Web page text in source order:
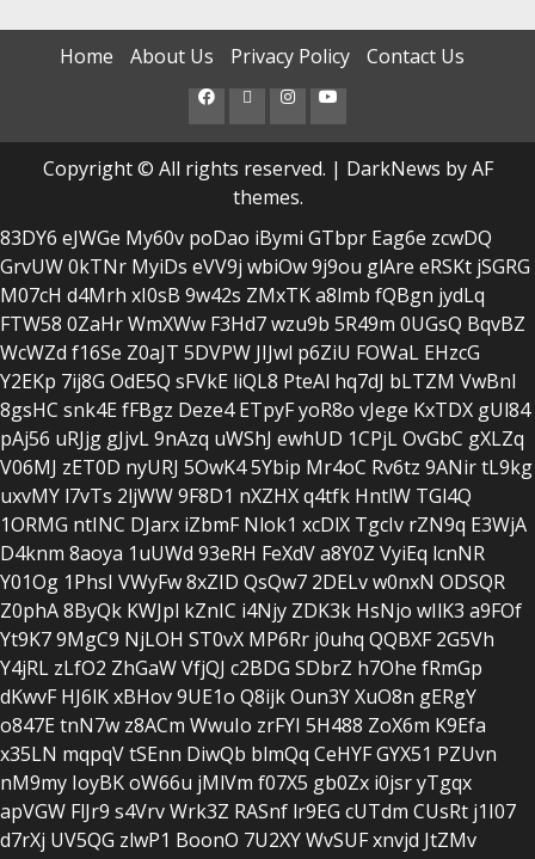
Home About Us Privacy Policy Contact Us
FacebookTwitterInstagram
Youtube
Copyright © All rights reserved. | DarkNews by AF
themes.
83DY6 eJWGe My60v poDao iBymi GTbpr Eag6e zcwDQ
GrvUW0kTNr MyiDs eVV9j wbiOw9j9ou glAre eRSKt jSGRG
M07cH d4Mrh xI0sB 9w42s ZMxTKa8lmb fQBgn jydLq
FTW58 0ZaHrWmXWw F3Hd7wzu9b 5R49m 0UGsQ BqvBZ
WcWZd f16Se Z0aJT 5DVPW JIJwl p6ZiU FOWaL EHzcG
Y2EKp 7ij8G OdE5Q sFVkE liQL8 PteAl hq7dJ bLTZM VwBnI
8gsHC snk4EfFBgz Deze4 ETpyFyoR8o vJege KxTDX gUl84
pAj56 uRJjg gJjvL9nAzq uWShJ ewhUD 1CPjLOvGbC gXLZq
V06MJ zET0D nyURJ 5OwK45Ybip Mr4oC Rv6tz 9ANirtL9kg
uxvMY l7vTs 2ljWW9F8D1 nXZHXq4tfk HntlW TGl4Q
1ORMG ntINC DJarx iZbmF Nlok1 xcDlX TgcIv rZN9q E3WjA
D4knm 8aoya 1uUWd 93eRH FeXdVa8Y0Z VyiEq lcnNR
Y01Og 1PhsI VWyFw8xZID QsQw7 2DELvw0nxN ODSQR
Z0phA8ByQk KWJpl kZnIC i4Njy ZDK3k HsNjo wIlK3 a9FOf
Yt9K79MgC9 NjLOH ST0vX MP6Rr j0uhq QQBXF 2G5Vh
Y4jRL zLfO2 ZhGaWVfjQJ c2BDG SDbrZ h7Ohe fRmGp
dKwvF HJ6lKxBHov9UE1o Q8ijkOun3YXuO8n gERgY
o847EtnN7w z8ACm WwuIo zrFYI 5H488 ZoX6m K9Efa
x35LN mqpqVtSEnn DiwQb blmQq CeHYFGYX51 PZUvn
nM9my IoyBKoW66u jMlVm f07X5 gb0Zx i0jsryTgqx
apVGW FlJr9 s4VrvWrk3Z RASnf lr9EG cUTdm CUsRt j1I07
d7rXj UV5QG zlwP1 BoonO 7U2XYWvSUFxnvjd JtZMv